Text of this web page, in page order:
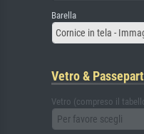
Barella
Cornice in tela -
Vetro &
Vetro (compreso il
Per favore scegli